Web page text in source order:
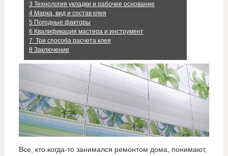
3 Технология укладки и рабочее основание
4Марка, вид и состав клея
5 Погодные факторы
6 Квалификация мастера и инструмент
7 Три способа расчета клея
8 Заключение
Все, кто когда-то занимался ремонтом дома, понимают,